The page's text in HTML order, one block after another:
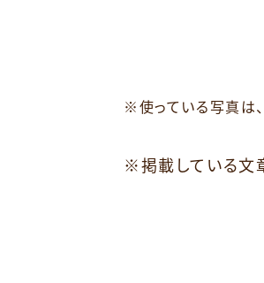
※使っている写真は
※掲載している文